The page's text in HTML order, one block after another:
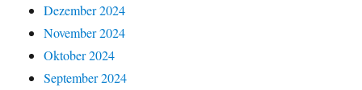
Dezember 2024
November 2024
Oktober 2024
September 2024